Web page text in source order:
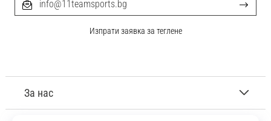
За нас
info@11teamsports.bg
Изпрати заявка за теглене